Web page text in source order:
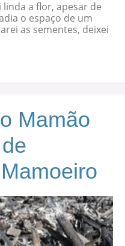
a flor, apesar de
o espaço de um
as sementes, deixei
Mamão